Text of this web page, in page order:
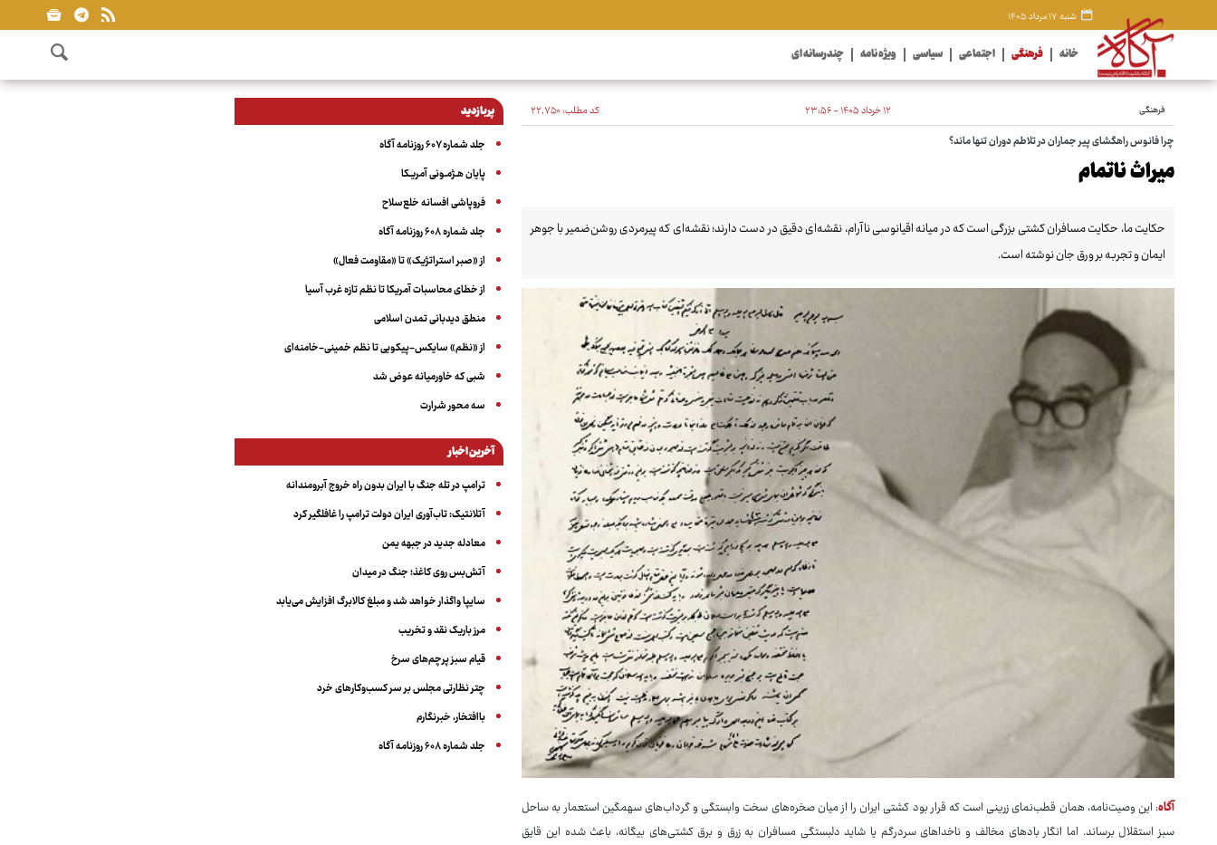
شنبه ۱۷ مرداد ۱۴۰۵
خانه فرهنگی اجتماعی سیاسی ویژه نامه چندرسانه ای
فرهنگی ۱۲ خرداد ۱۴۰۵ - ۲۳:۵۶ کد مطلب:۲۲٬۷۵۰
چرا فانوس راهگشای پیر جماران در تلاطم دوران تنها ماند؟
میراث ناتمام
حکایت ما، حکایت مسافران کشتی بزرگی است که در میانه اقیانوسی ناآرام، نقشه‌ای دقیق در دست دارند؛ نقشه‌ای که پیرمردی روشن‌ضمیر با جوهر
ایمان و تجربه بر ورق جان نوشته است.
آگاه: این وصیت‌نامه، همان قطب‌نمای زرینی است که قرار بود کشتی ایران را از میان صخره‌های سخت وابستگی و گرداب‌های سهمگین استعمار به ساحل
سبز استقلال برساند. اما انگار بادهای مخالف و ناخداهای سردرگم یا شاید دلبستگی مسافران به زرق و برق کشتی‌های بیگانه، باعث شده این قایق
پربازدید
جلد شماره ۶۰۷ روزنامه آگاه
پایان هـژمـونی آمریـکا
فروپاشی افسانه خلع‌سلاح
جلد شماره ۶۰۸ روزنامه آگاه
از «صبر استراتژیک» تا «مقاومت فعال»
از خطای محاسبات آمریکا تا نظم تازه غرب آسیا
منطق دیدبانی تمدن اسلامی
از «نظم» سایکس-پیکویی تا نظم خمینی-خامنه‌ای
شبی که خاورمیانه عوض شد
سه‌ محور شرارت
آخرین اخبار
ترامپ در تله جنگ با ایران بدون راه خروج آبرومندانه
آتلانتیک: تاب‌آوری ایران دولت ترامپ را غافلگیر کرد
معادله جدید در جبهه یمن
آتش‌بس روی کاغذ؛ جنگ در میدان
سایپا واگذار خواهد شد و مبلغ کالابرگ افزایش می‌یابد
مرز باریک نقد و تخریب
قیام سبز پرچم‌های سرخ
چتر نظارتی مجلس بر سر کسب‌وکارهای خرد
باافتخار، خبرنگارم
جلد شماره ۶۰۸ روزنامه آگاه